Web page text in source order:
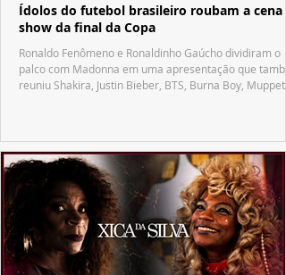
Ídolos do futebol brasileiro roubam a cena
show da final da Copa
Ronaldo Fenômeno e Ronaldinho Gaúcho dividiram o
palco com Madonna em uma apresentação que
reuniu Shakira, Justin Bieber, BTS, Burna Boy, Muppets,